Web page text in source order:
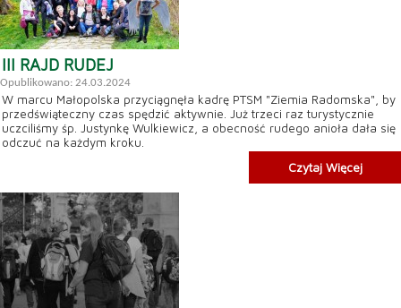
III RAJD RUDEJ
Opublikowano: 24.03.2024
W marcu Małopolska przyciągnęła kadrę PTSM "Ziemia Radomska", by
przedświąteczny czas spędzić aktywnie. Już trzeci raz turystycznie
uczciliśmy śp. Justynkę Wulkiewicz, a obecność rudego anioła dała się
odczuć na każdym kroku.
Czytaj Więcej